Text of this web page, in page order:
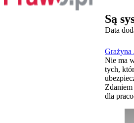
Są
Data
Grażyna
Nie ma
tych,
Zdaniem
dla